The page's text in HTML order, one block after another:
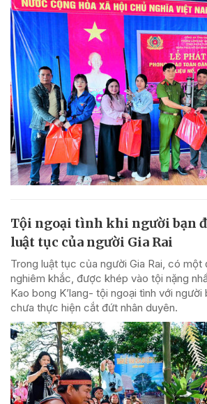
Tội ngoại tình khi người bạn
luật tục của người Gia Rai
Trong luật tục của người Gia Rai, có một
nghiêm khắc, được khép vào tội nặng
Kao bong K’lang- tội ngoại tình với
chưa thực hiện cắt đứt nhân duyên.